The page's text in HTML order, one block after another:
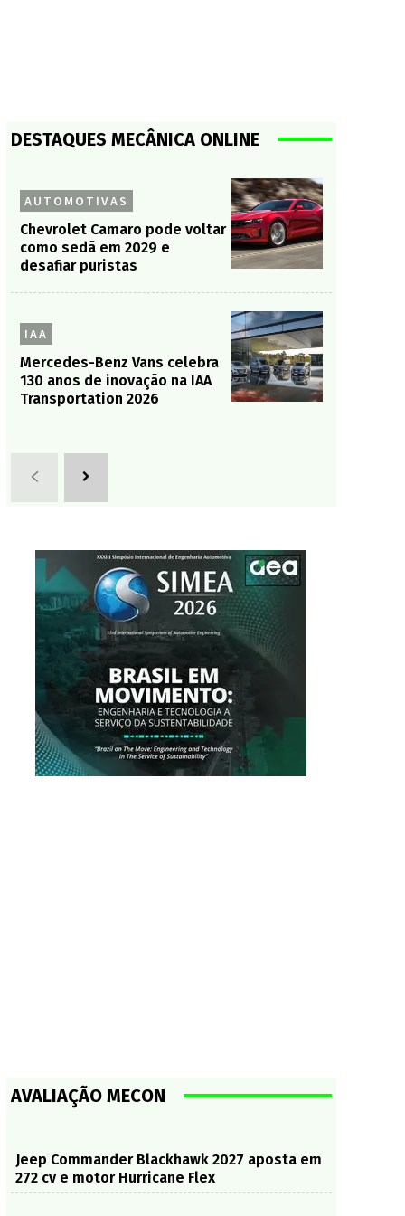
DESTAQUES MECÂNICA ONLINE
AUTOMOTIVAS
Chevrolet Camaro pode voltar
como sedã em 2029 e
desafiar puristas
IAA
Mercedes-Benz Vans celebra
130 anos de inovação na IAA
Transportation 2026
AVALIAÇÃO MECON
Jeep Commander Blackhawk 2027 aposta em
272 cv e motor Hurricane Flex